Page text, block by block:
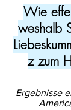
Wie
weshalb
z zum
Ergebnisse